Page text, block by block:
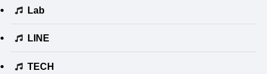
Lab
LINE
TECH